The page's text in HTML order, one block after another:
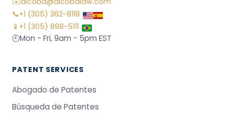
📞+1 (305) 362-8118
📱 +1 (305) 898-5111
🕘Mon - Fri, 9am - 5pm EST
PATENT SERVICES
Abogado de Patentes
Búsqueda de Patentes